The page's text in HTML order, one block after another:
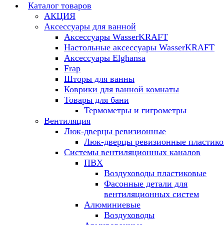
Каталог товаров
АКЦИЯ
Аксессуары для ванной
Аксессуары WasserKRAFT
Настольные аксессуары WasserKRAFT
Аксессуары Elghansa
Frap
Шторы для ванны
Коврики для ванной комнаты
Товары для бани
Термометры и гигрометры
Вентиляция
Люк-дверцы ревизионные
Люк-дверцы ревизионные
Системы вентиляционных каналов
ПВХ
Воздуховоды пластиковые
Фасонные детали для
вентиляционных систем
Алюминиевые
Воздуховоды